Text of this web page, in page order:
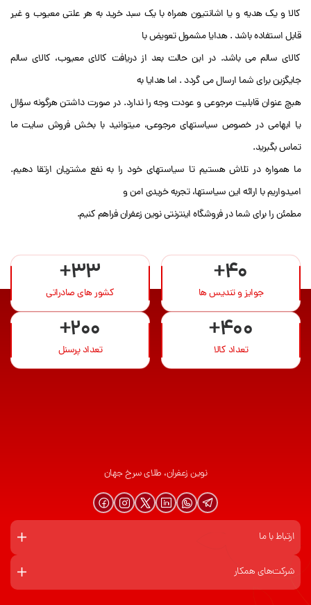
کالا و یک هدیه و یا اشانتیون همراه با یک سبد خرید به هر علتی معیوب و غیر
قابل استفاده باشد . هدایا مشمول تعویض با
کالای سالم می باشد. در این حالت بعد از دریافت کالای معیوب، کالای سالم
جایگزین برای شما ارسال می گردد . اما هدایا به
هیچ عنوان قابلیت مرجوعی و عودت وجه را ندارد. در صورت داشتن هرگونه سؤال
یا ابهامی در خصوص سیاستهای مرجوعی، میتوانید با بخش فروش سایت ما
تماس بگیرید.
ما همواره در تلاش هستیم تا سیاستهای خود را به نفع مشتریان ارتقا دهیم.
امیدواریم با ارائه این سیاستها، تجربه خریدی امن و
مطمئن را برای شما در فروشگاه اینترنتی نوین زعفران فراهم کنیم.
+40
جوایز و تندیس ها
+33
کشور های صادراتی
+400
تعداد کالا
+200
تعداد پرسنل
نوین زعفران، طلای سرخ جهان
ارتباط با ما
شرکت‌های همکار